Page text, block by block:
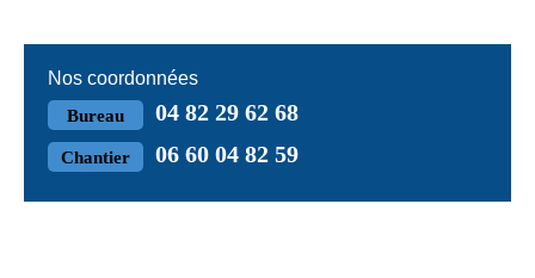
Nos coordonnées
Bureau 04 82 29 62 68
Chantier 06 60 04 82 59